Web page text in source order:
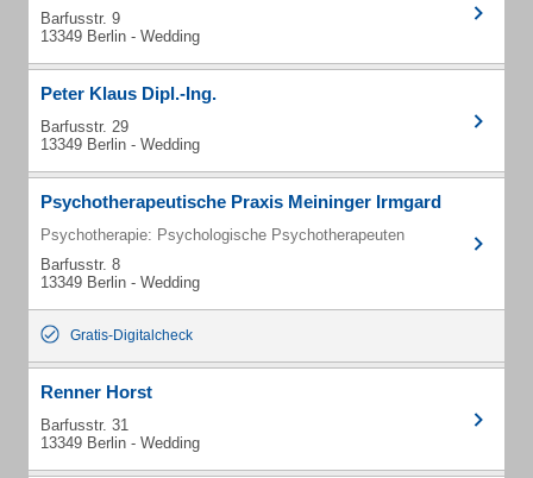
Barfusstr. 9
13349 Berlin - Wedding
Peter Klaus Dipl.-Ing.
Barfusstr. 29
13349 Berlin - Wedding
Psychotherapeutische Praxis Meininger Irmgard
Psychotherapie: Psychologische Psychotherapeuten
Barfusstr. 8
13349 Berlin - Wedding
Gratis-Digitalcheck
Renner Horst
Barfusstr. 31
13349 Berlin - Wedding